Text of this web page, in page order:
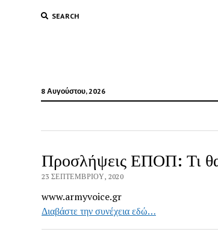
SEARCH
8 Αυγούστου, 2026
Προσλήψεις ΕΠΟΠ: Τι θα
23 ΣΕΠΤΕΜΒΡΊΟΥ, 2020
www.armyvoice.gr
Διαβάστε την συνέχεια εδώ…